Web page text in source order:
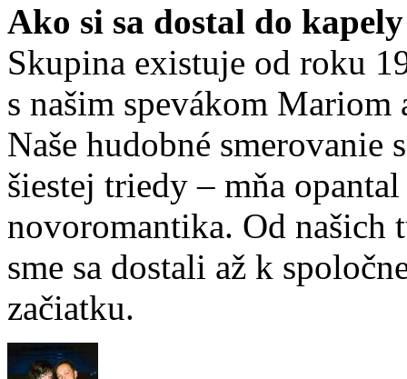
Ako si sa dostal do
Skupina existuje od roku
s našim spevákom
Naše hudobné
šiestej triedy – mňa
novoromantika. Od našich
sme sa dostali až k
začiatku.